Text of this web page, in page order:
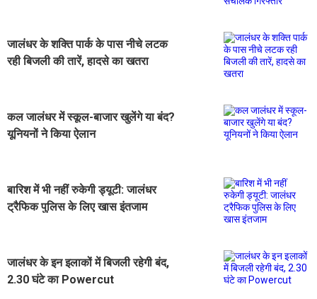
जालंधर के शक्ति पार्क के पास नीचे लटक
रही बिजली की तारें, हादसे का खतरा
कल जालंधर में स्कूल-बाजार खुलेंगे या बंद?
यूनियनों ने किया ऐलान
बारिश में भी नहीं रुकेगी ड्यूटी: जालंधर
ट्रैफिक पुलिस के लिए खास इंतजाम
जालंधर के इन इलाकों में बिजली रहेगी बंद,
2.30 घंटे का Powercut